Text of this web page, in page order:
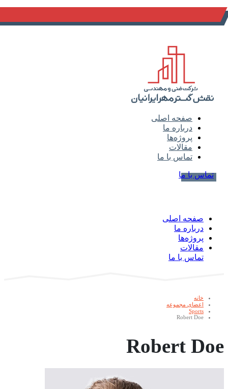
صفحه اصلی
درباره ما
پروژه‌ها
مقالات
تماس با ما
تماس با ما
صفحه اصلی
درباره ما
پروژه‌ها
مقالات
تماس با ما
خانه
اعضای مجموعه
Sports
Robert Doe
Robert Doe